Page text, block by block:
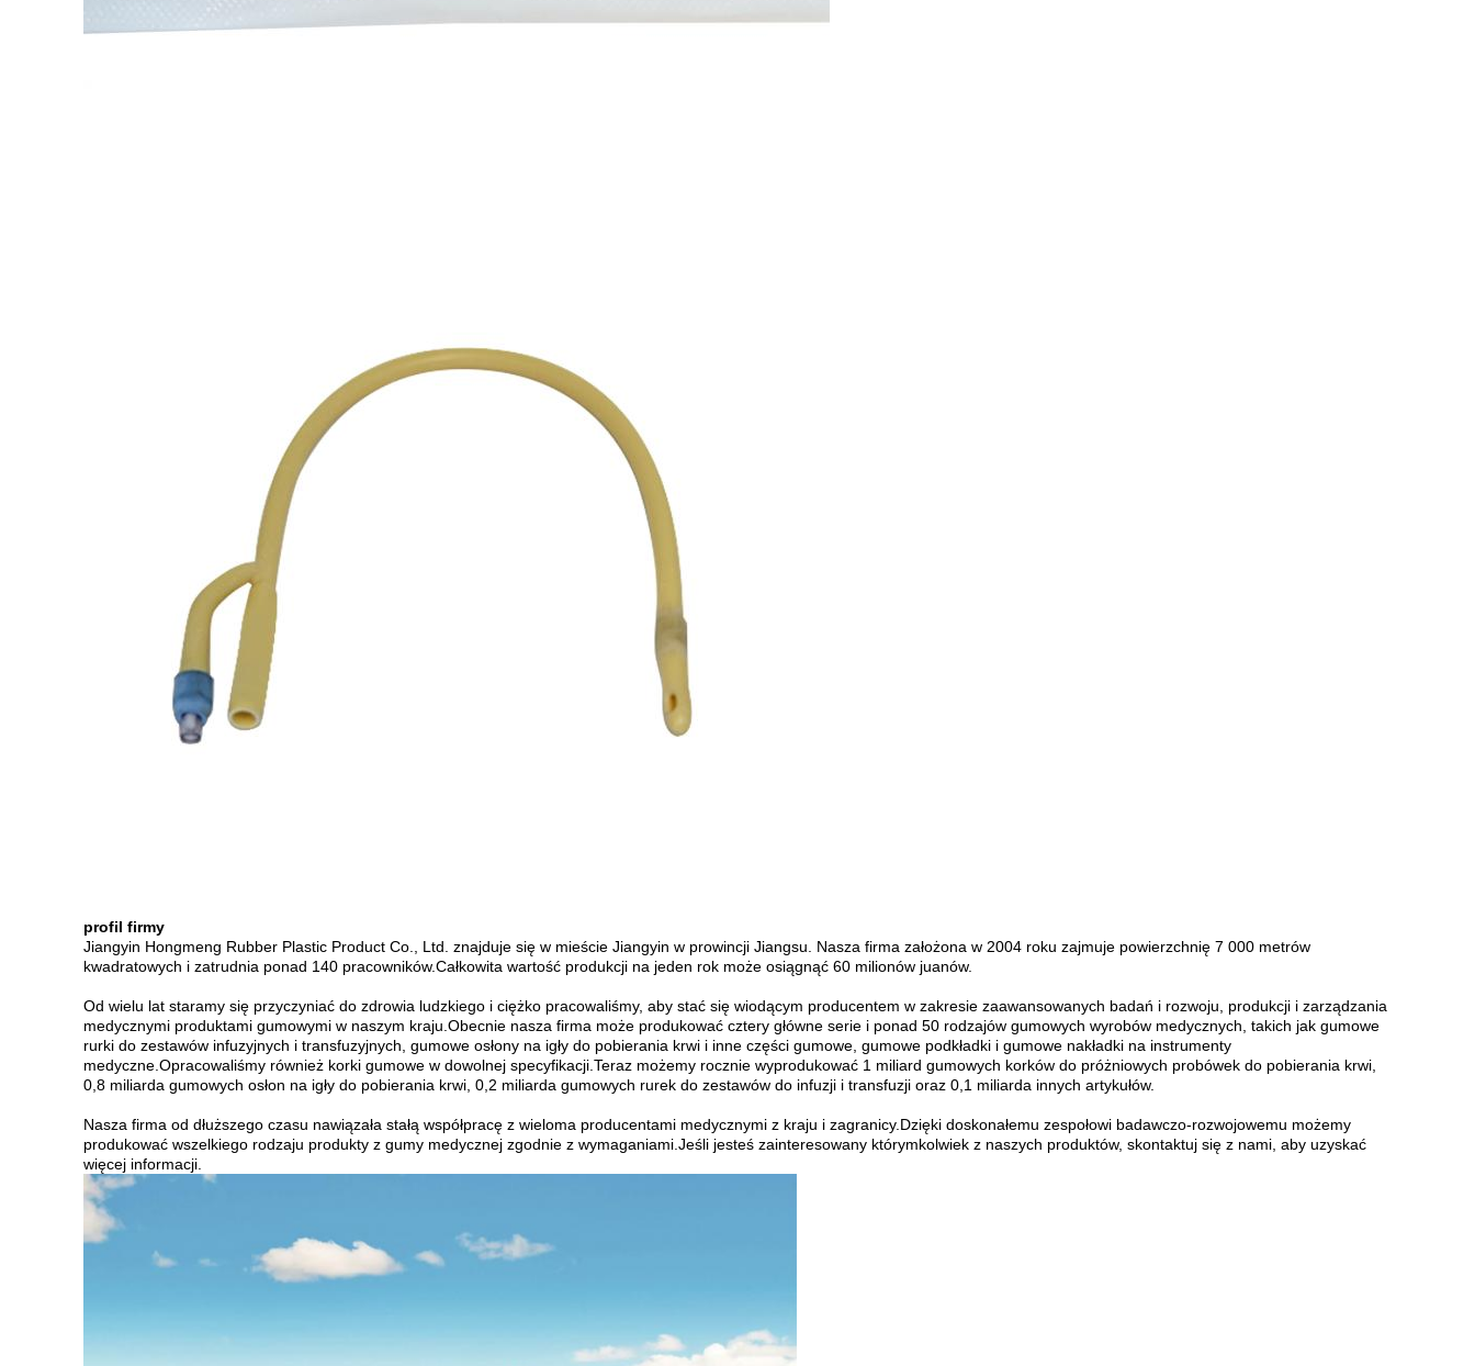
profil firmy
Jiangyin Hongmeng Rubber Plastic Product Co., Ltd. znajduje się w mieście Jiangyin w prowincji Jiangsu. Nasza firma założona w 2004 roku zajmuje powierzchnię 7 000 metrów
kwadratowych i zatrudnia ponad 140 pracowników.Całkowita wartość produkcji na jeden rok może osiągnąć 60 milionów juanów.
Od wielu lat staramy się przyczyniać do zdrowia ludzkiego i ciężko pracowaliśmy, aby stać się wiodącym producentem w zakresie zaawansowanych badań i rozwoju, produkcji i zarządzania
medycznymi produktami gumowymi w naszym kraju.Obecnie nasza firma może produkować cztery główne serie i ponad 50 rodzajów gumowych wyrobów medycznych, takich jak gumowe
rurki do zestawów infuzyjnych i transfuzyjnych, gumowe osłony na igły do ​​pobierania krwi i inne części gumowe, gumowe podkładki i gumowe nakładki na instrumenty
medyczne.Opracowaliśmy również korki gumowe w dowolnej specyfikacji.Teraz możemy rocznie wyprodukować 1 miliard gumowych korków do próżniowych probówek do pobierania krwi,
0,8 miliarda gumowych osłon na igły do ​​pobierania krwi, 0,2 miliarda gumowych rurek do zestawów do infuzji i transfuzji oraz 0,1 miliarda innych artykułów.
Nasza firma od dłuższego czasu nawiązała stałą współpracę z wieloma producentami medycznymi z kraju i zagranicy.Dzięki doskonałemu zespołowi badawczo-rozwojowemu możemy
produkować wszelkiego rodzaju produkty z gumy medycznej zgodnie z wymaganiami.Jeśli jesteś zainteresowany którymkolwiek z naszych produktów, skontaktuj się z nami, aby uzyskać
więcej informacji.